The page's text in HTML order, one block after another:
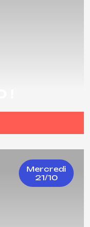
Mercredi
21/10